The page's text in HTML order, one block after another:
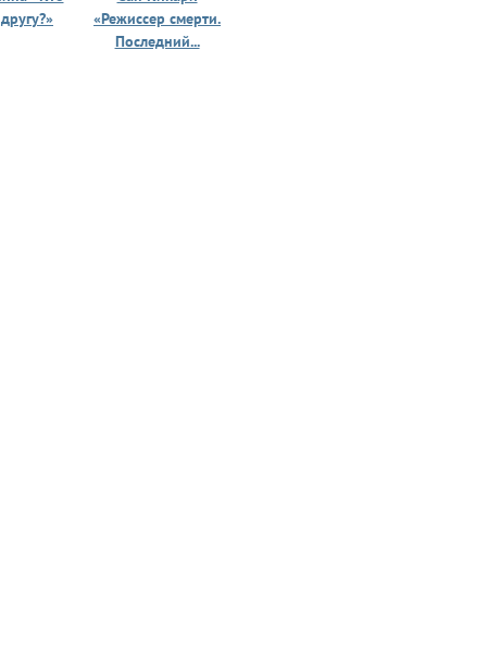
«Режиссер смерти.
Последний...